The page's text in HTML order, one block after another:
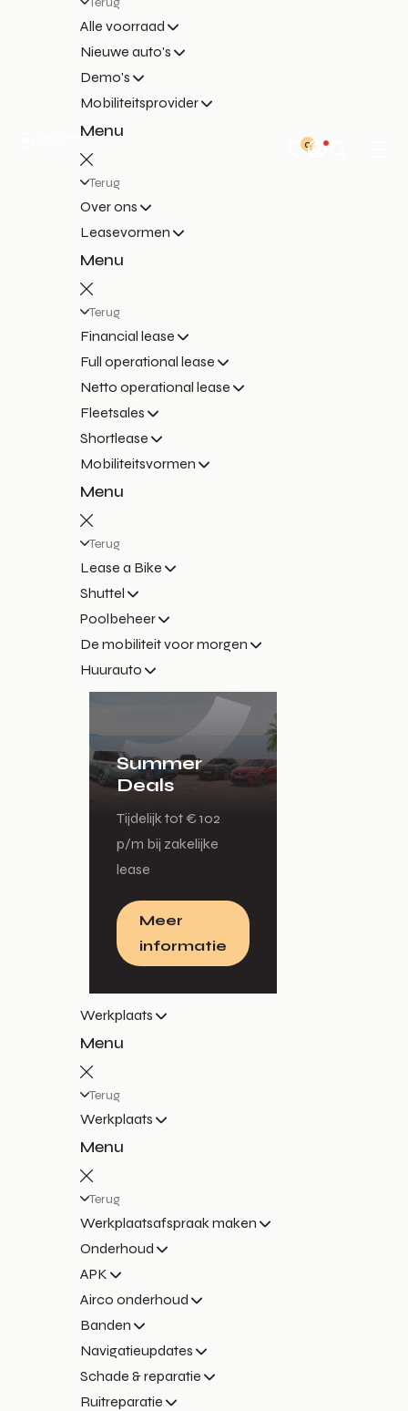
Alle voorraad
Nieuwe auto's
Demo's
Mobiliteitsprovider
Menu
Terug
Over ons
Leasevormen
Menu
Terug
Financial lease
Full operational lease
Netto operational lease
Fleetsales
Shortlease
Mobiliteitsvormen
Menu
Terug
Lease a Bike
Shuttel
Poolbeheer
De mobiliteit voor morgen
Huurauto
Summer
Deals
Tijdelijk tot € 102
p/m bij zakelijke
lease
Meer
informatie
Werkplaats
Menu
Terug
Werkplaats
Menu
Terug
Werkplaatsafspraak maken
Onderhoud
APK
Airco onderhoud
Banden
Navigatieupdates
Schade & reparatie
Ruitreparatie
0